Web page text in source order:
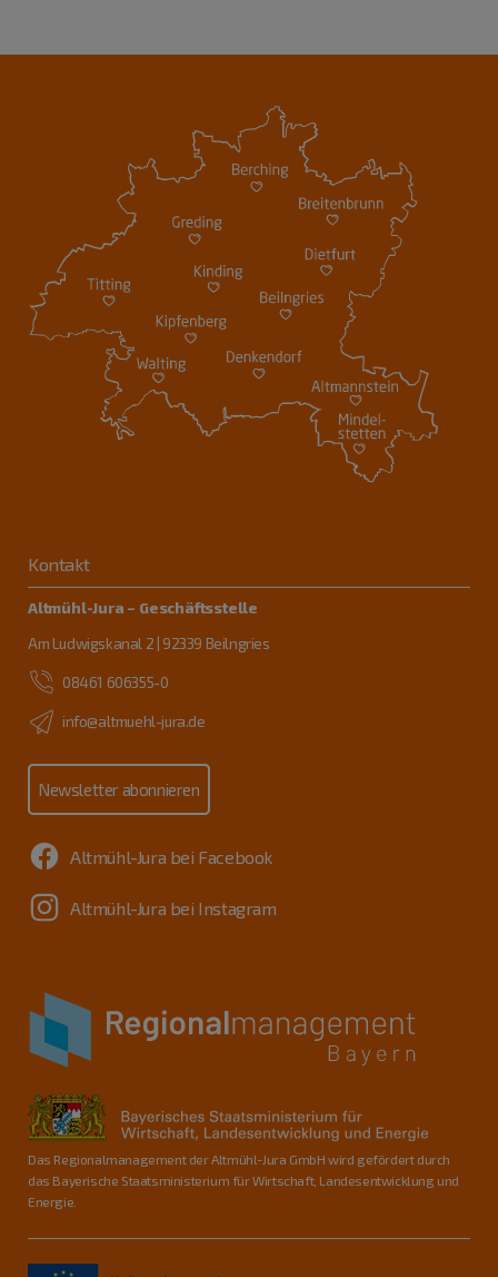
Kontakt
Altmühl-Jura – Geschäftsstelle
Am Ludwigskanal 2 | 92339 Beilngries
08461 606355-0
info@altmuehl-jura.de
Newsletter abonnieren
Altmühl-Jura bei Facebook
Altmühl-Jura bei Instagram
Das Regionalmanagement der Altmühl-Jura GmbH wird gefördert durch
das Bayerische Staatsministerium für Wirtschaft, Landesentwicklung und
Energie.